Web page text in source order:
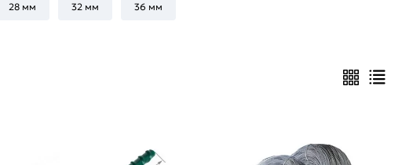
28 мм 32 мм 36 мм